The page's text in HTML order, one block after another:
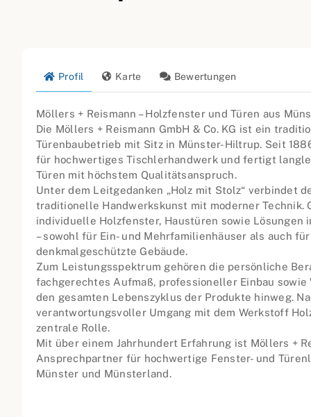
Profil Karte Bewertungen
Möllers + Reismann – Holzfenster und Türen aus
Die Möllers + Reismann GmbH & Co. KG ist ein
Türenbaubetrieb mit Sitz in Münster-Hiltrup. Seit
für hochwertiges Tischlerhandwerk und fertigt
Türen mit höchstem Qualitätsanspruch.
Unter dem Leitgedanken „Holz mit Stolz“ verbindet
traditionelle Handwerkskunst mit moderner Technik.
individuelle Holzfenster, Haustüren sowie Lösungen
– sowohl für Ein- und Mehrfamilienhäuser als auch
denkmalgeschützte Gebäude.
Zum Leistungsspektrum gehören die persönliche
fachgerechtes Aufmaß, professioneller Einbau sowie
den gesamten Lebenszyklus der Produkte hinweg.
verantwortungsvoller Umgang mit dem Werkstoff
zentrale Rolle.
Mit über einem Jahrhundert Erfahrung ist Möllers +
Ansprechpartner für hochwertige Fenster- und
Münster und Münsterland.